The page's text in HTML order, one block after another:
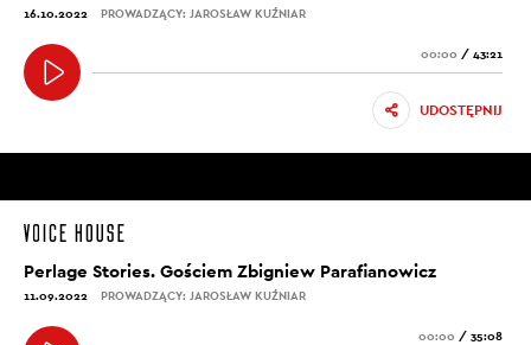
16.10.2022 PROWADZĄCY: JAROSŁAW KUŹNIAR
00:00 / 43:21
UDOSTĘPNIJ
Perlage Stories. Gościem Zbigniew Parafianowicz
11.09.2022 PROWADZĄCY: JAROSŁAW KUŹNIAR
00:00 / 35:08